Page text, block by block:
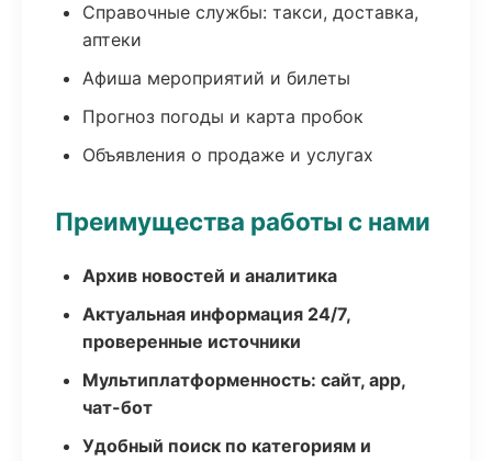
Справочные службы: такси, доставка,
аптеки
Афиша мероприятий и билеты
Прогноз погоды и карта пробок
Объявления о продаже и услугах
Преимущества работы с нами
Архив новостей и аналитика
Актуальная информация 24/7,
проверенные источники
Мультиплатформенность: сайт, app,
чат-бот
Удобный поиск по категориям и